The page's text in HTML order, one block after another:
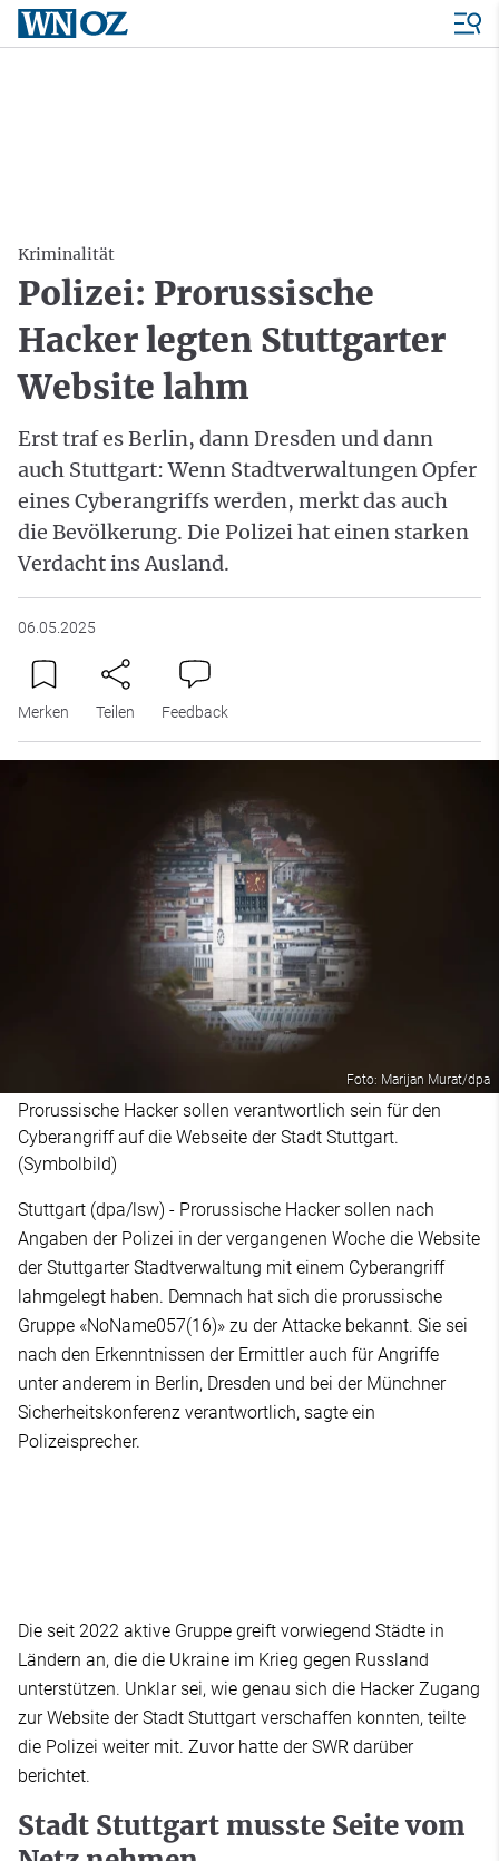
Kriminalität
Polizei: Prorussische
Hacker legten Stuttgarter
Website lahm
Erst traf es Berlin, dann Dresden und dann
auch Stuttgart: Wenn Stadtverwaltungen Opfer
eines Cyberangriffs werden, merkt das auch
die Bevölkerung. Die Polizei hat einen starken
Verdacht ins Ausland.
06.05.2025
Merken Teilen Feedback
Foto: Marijan Murat/dpa
Prorussische Hacker sollen verantwortlich sein für den
Cyberangriff auf die Webseite der Stadt Stuttgart.
(Symbolbild)
Stuttgart (dpa/lsw) - Prorussische Hacker sollen nach
Angaben der Polizei in der vergangenen Woche die Website
der Stuttgarter Stadtverwaltung mit einem Cyberangriff
lahmgelegt haben. Demnach hat sich die prorussische
Gruppe «NoName057(16)» zu der Attacke bekannt. Sie sei
nach den Erkenntnissen der Ermittler auch für Angriffe
unter anderem in Berlin, Dresden und bei der Münchner
Sicherheitskonferenz verantwortlich, sagte ein
Polizeisprecher.
Die seit 2022 aktive Gruppe greift vorwiegend Städte in
Ländern an, die die Ukraine im Krieg gegen Russland
unterstützen. Unklar sei, wie genau sich die Hacker Zugang
zur Website der Stadt Stuttgart verschaffen konnten, teilte
die Polizei weiter mit. Zuvor hatte der SWR darüber
berichtet.
Stadt Stuttgart musste Seite vom